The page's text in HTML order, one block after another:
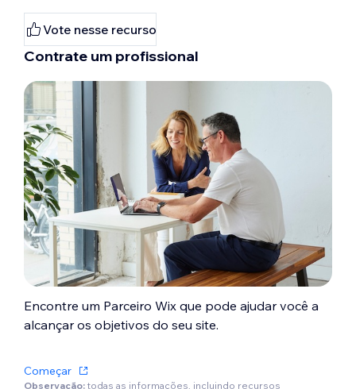
Vote nesse recurso
Contrate um profissional
Encontre um Parceiro Wix que pode ajudar você a
alcançar os objetivos do seu site.
Começar
Observação: todas as informações, incluindo recursos